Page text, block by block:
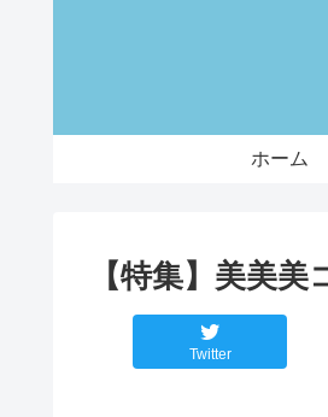
ホーム
【特集】美美
Twitter